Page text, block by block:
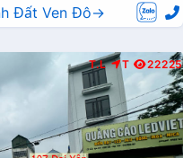
Đất Ven Đô→
T.L T 22225